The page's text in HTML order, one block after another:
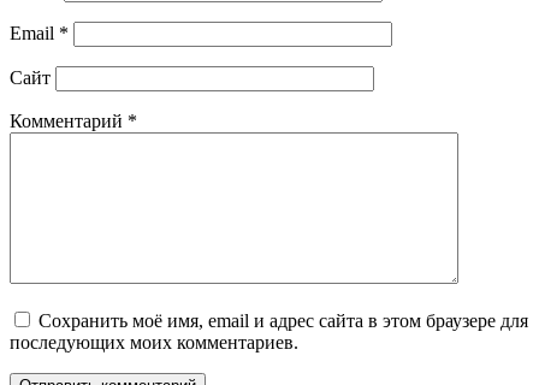
Email *
Сайт
Комментарий *
Сохранить моё имя, email и адрес сайта в этом браузере для
последующих моих комментариев.